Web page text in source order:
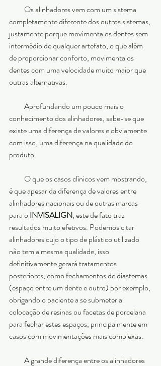
completamente diferente dos outros sistemas,
justamente porque movimenta os dentes sem
intermédio de qualquer artefato, o que além
de proporcionar conforto, movimenta os
dentes com uma velocidade muito maior que
outras alternativas.
conhecimento dos alinhadores, sabe-se que
existe uma diferença de valores e obviamente
com isso, uma diferença na qualidade do
produto.
é que apesar da diferença de valores entre
alinhadores nacionais ou de outras marcas
para o INVISALIGN, este de fato traz
resultados muito efetivos. Podemos citar
alinhadores cujo o tipo de plástico utilizado
não tem a mesma qualidade, isso
definitivamente gerará tratamentos
posteriores, como fechamentos de diastemas
(espaço entre um dente e outro) por exemplo,
obrigando o paciente a se submeter a
colocação de resinas ou facetas de porcelana
para fechar estes espaços, principalmente em
casos com movimentações mais complexas.